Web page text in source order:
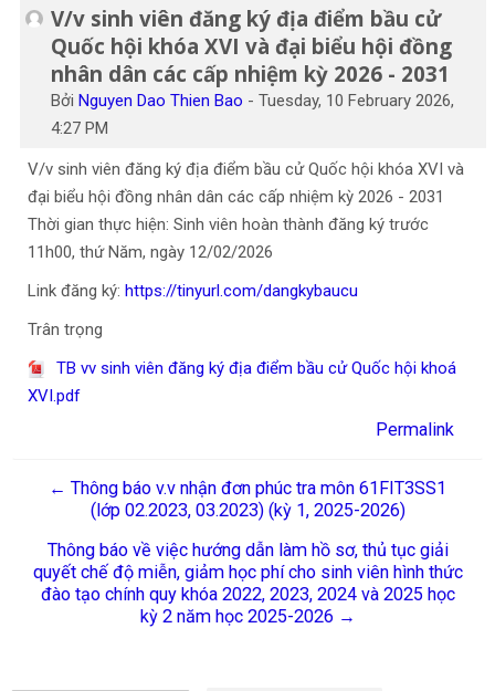
V/v sinh viên đăng ký địa điểm bầu cử
Quốc hội khóa XVI và đại biểu hội đồng
nhân dân các cấp nhiệm kỳ 2026 - 2031
BởiNguyen Dao Thien Bao -Tuesday, 10 February 2026,
4:27 PM
Số lượng các câu trả lời: 0
V/v sinh viên đăng ký địa điểm bầu cử Quốc hội khóa XVI và
đại biểu hội đồng nhân dân các cấp nhiệm kỳ 2026 - 2031
Thời gian thực hiện: Sinh viên hoàn thành đăng ký trước
11h00, thứ Năm, ngày 12/02/2026
Link đăng ký: https://tinyurl.com/dangkybaucu
Trân trọng
TB vv sinh viên đăng ký địa điểm bầu cử Quốc hội khoá
XVI.pdf
Permalink
← Thông báo v.v nhận đơn phúc tra môn 61FIT3SS1
(lớp 02.2023, 03.2023) (kỳ 1, 2025-2026)
Thông báo về việc hướng dẫn làm hồ sơ, thủ tục giải
quyết chế độ miễn, giảm học phí cho sinh viên hình thức
đào tạo chính quy khóa 2022, 2023, 2024 và 2025 học
kỳ 2 năm học 2025-2026 →